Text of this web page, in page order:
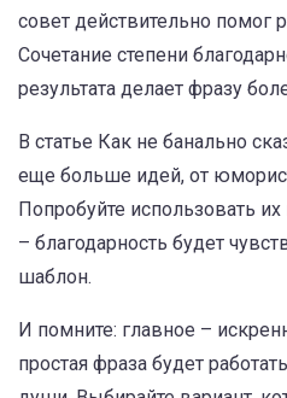
совет действительно помог
Сочетание степени
результата делает фразу
В статье Как не банально
еще больше идей, от
Попробуйте использовать
– благодарность будет
шаблон.
И помните: главное –
простая фраза будет